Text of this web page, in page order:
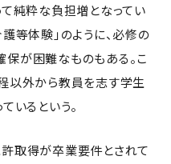
純粋な負担増となってい
等体験」のように、必修の
が困難なものもある。こ
以外から教員を志す学生
いるという。
取得が卒業要件とされて